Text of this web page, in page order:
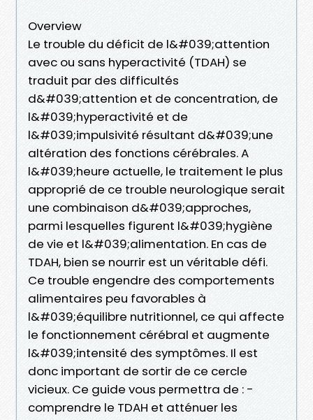
Overview
Le trouble du déficit de l&#039;attention
avec ou sans hyperactivité (TDAH) se
traduit par des difficultés
d&#039;attention et de concentration, de
l&#039;hyperactivité et de
l&#039;impulsivité résultant d&#039;une
altération des fonctions cérébrales. A
l&#039;heure actuelle, le traitement le plus
approprié de ce trouble neurologique serait
une combinaison d&#039;approches,
parmi lesquelles figurent l&#039;hygiène
de vie et l&#039;alimentation. En cas de
TDAH, bien se nourrir est un véritable défi.
Ce trouble engendre des comportements
alimentaires peu favorables à
l&#039;équilibre nutritionnel, ce qui affecte
le fonctionnement cérébral et augmente
l&#039;intensité des symptômes. Il est
donc important de sortir de ce cercle
vicieux. Ce guide vous permettra de : -
comprendre le TDAH et atténuer les